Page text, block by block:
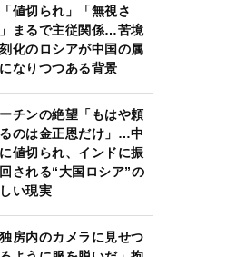
値切られ」「無視さ
まるで主従関係…苦境
化のロシアが中国の属
なりつつある背景
チンの絶望「もはや頼
のは金正恩だけ」…中
値切られ、インドに振
される“大国ロシア”の
い現実
独房内のカメラに見せつ